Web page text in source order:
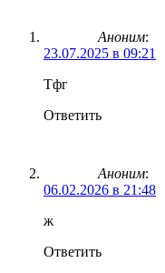
Аноним:
23.07.2025 в 09:21
Тфг
Ответить
Аноним:
06.02.2026 в 21:48
ж
Ответить